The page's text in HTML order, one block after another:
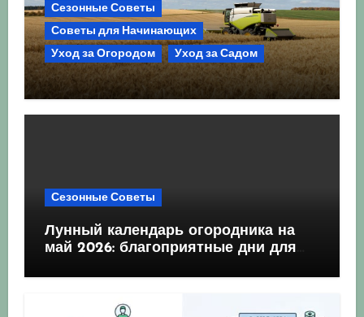
Сезонные Советы
Советы для Начинающих
Уход за Огородом
Уход за Садом
Агрокультура України осінь 2026:
Сезонные Советы
Лунный календарь огородника на
май 2026: благоприятные дни для